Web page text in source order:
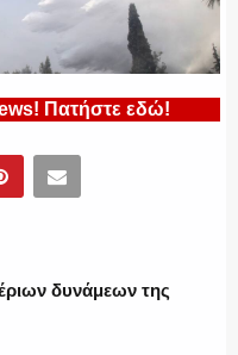
Πατήστε εδώ!
δυνάμεων της